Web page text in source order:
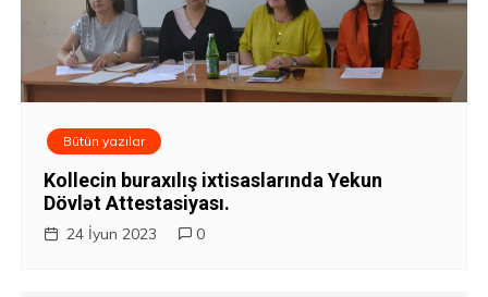
Bütün yazılar
Kollecin buraxılış ixtisaslarında Yekun
Dövlət Attestasiyası.
24 İyun 2023 0